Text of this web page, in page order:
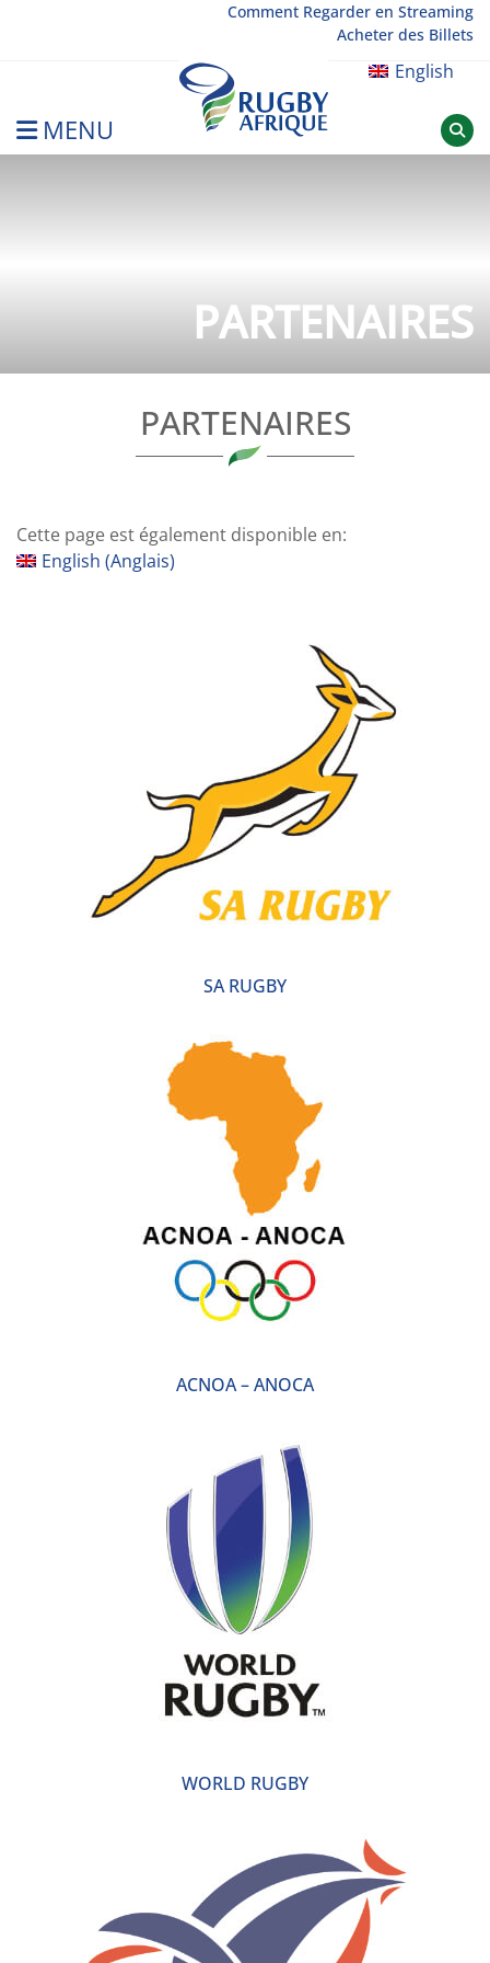
Comment Regarder en Streaming
Acheter des Billets
English
MENU
PARTENAIRES
PARTENAIRES
Cette page est également disponible en:
English (Anglais)
SA RUGBY
ACNOA – ANOCA
WORLD RUGBY